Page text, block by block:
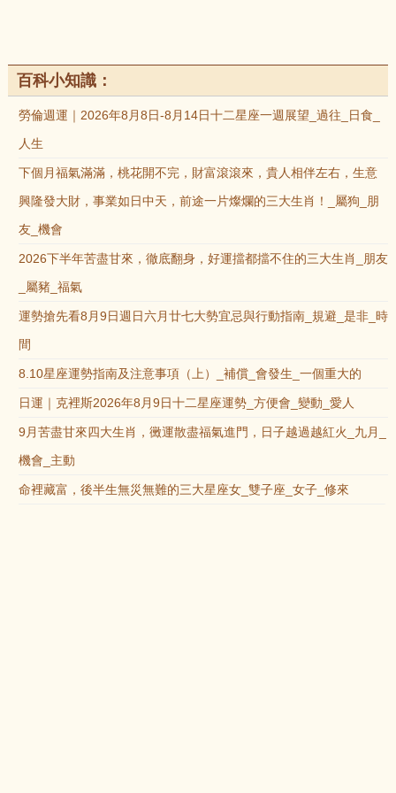
百科小知識：
勞倫週運｜2026年8月8日-8月14日十二星座一週展望_過往_日食_
人生
下個月福氣滿滿，桃花開不完，財富滾滾來，貴人相伴左右，生意
興隆發大財，事業如日中天，前途一片燦爛的三大生肖！_屬狗_朋
友_機會
2026下半年苦盡甘來，徹底翻身，好運擋都擋不住的三大生肖_朋友
_屬豬_福氣
運勢搶先看8月9日週日六月廿七大勢宜忌與行動指南_規避_是非_時
間
8.10星座運勢指南及注意事項（上）_補償_會發生_一個重大的
日運｜克裡斯2026年8月9日十二星座運勢_方便會_變動_愛人
9月苦盡甘來四大生肖，黴運散盡福氣進門，日子越過越紅火_九月_
機會_主動
命裡藏富，後半生無災無難的三大星座女_雙子座_女子_修來